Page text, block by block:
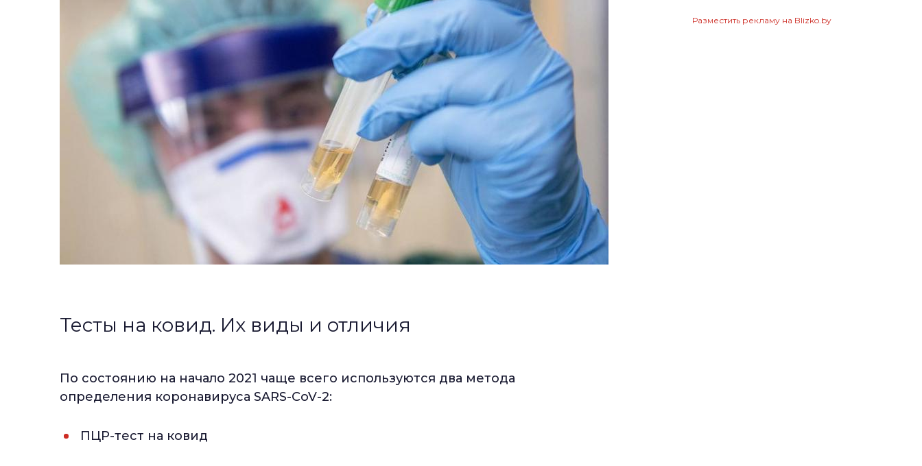
Тесты на ковид. Их виды и отличия
По состоянию на начало 2021 чаще всего используются два метода
определения коронавируса SARS-CoV-2:
ПЦР-тест на ковид
Разместить рекламу на Blizko.by